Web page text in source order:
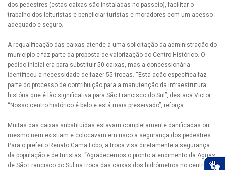
dos pedestres (estas caixas são instaladas no passeio), facilitar o
trabalho dos leituristas e beneficiar turistas e moradores com um acesso
adequado e seguro.
A requalificação das caixas atende a uma solicitação da administração do
município e faz parte da proposta de valorização do Centro Histórico. O
pedido inicial era para substituir 50 caixas, mas a concessionária
identificou a necessidade de fazer 55 trocas. “Esta ação específica faz
parte do processo de contribuição para a manutenção da infraestrutura
história que é tão significativa para São Francisco do Sul”, destaca Victor.
“Nosso centro histórico é belo e está mais preservado”, reforça.
Muitas das caixas substituídas estavam completamente danificadas ou
mesmo nem existiam e colocavam em risco a segurança dos pedestres.
Para o prefeito Renato Gama Lobo, a troca visa diretamente a segurança
da população e de turistas. “Agradecemos o pronto atendimento da Águas
de São Francisco do Sul na troca das caixas dos hidrômetros no centro